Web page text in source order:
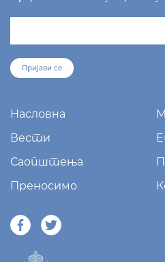
Пријави се
Насловна
Вести
Саопштења
Преносимо